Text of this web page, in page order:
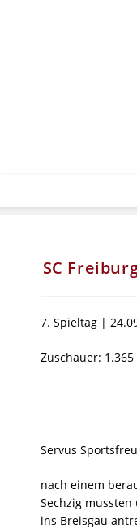
SC
7. Spieltag |
Zuschauer: 1.365
Servus
nach einem
Sechzig
ins Breisgau